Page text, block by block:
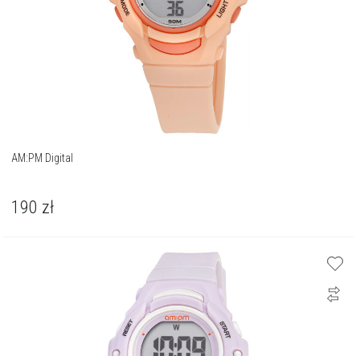
AM:PM Digital
190 zł